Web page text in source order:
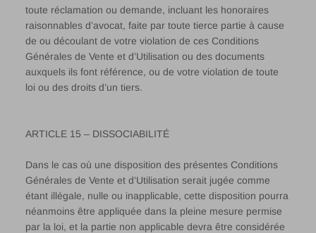
toute réclamation ou demande, incluant les honoraires
raisonnables d’avocat, faite par toute tierce partie à cause
de ou découlant de votre violation de ces Conditions
Générales de Vente et d’Utilisation ou des documents
auxquels ils font référence, ou de votre violation de toute
loi ou des droits d’un tiers.
ARTICLE 15 – DISSOCIABILITÉ
Dans le cas où une disposition des présentes Conditions
Générales de Vente et d’Utilisation serait jugée comme
étant illégale, nulle ou inapplicable, cette disposition pourra
néanmoins être appliquée dans la pleine mesure permise
par la loi, et la partie non applicable devra être considérée